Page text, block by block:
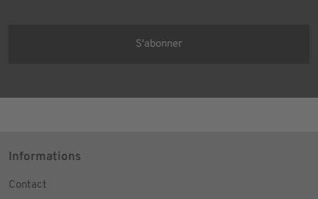
Informations
Contact